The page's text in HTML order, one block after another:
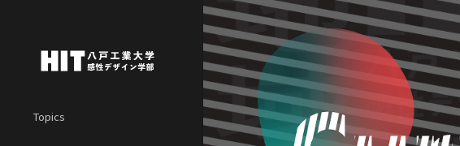
Skip to main content
Topics